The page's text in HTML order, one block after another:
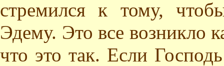
стремился к тому,
Эдему. Это все возникло
что это так. Если